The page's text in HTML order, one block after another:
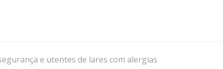
e utentes de lares com alergias